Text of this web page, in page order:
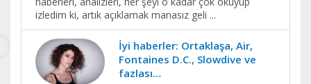
izledim ki, artık açıklamak manasız geli ...
İyi haberler: Ortaklaşa, Air,
Fontaines D.C., Slowdive ve
fazlası…